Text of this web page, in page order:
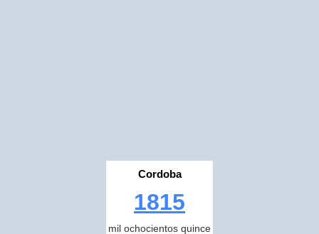
Cordoba
1815
mil ochocientos quince